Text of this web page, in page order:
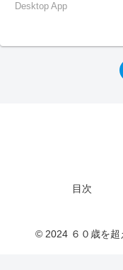
Desktop App
目次
© 2024 ６０歳を超